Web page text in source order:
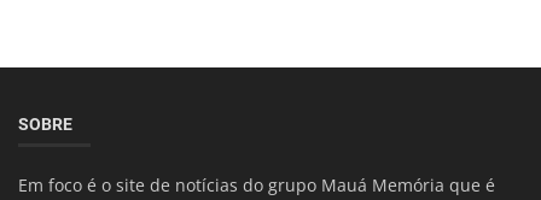
SOBRE
Em foco é o site de notícias do grupo Mauá Memória que é